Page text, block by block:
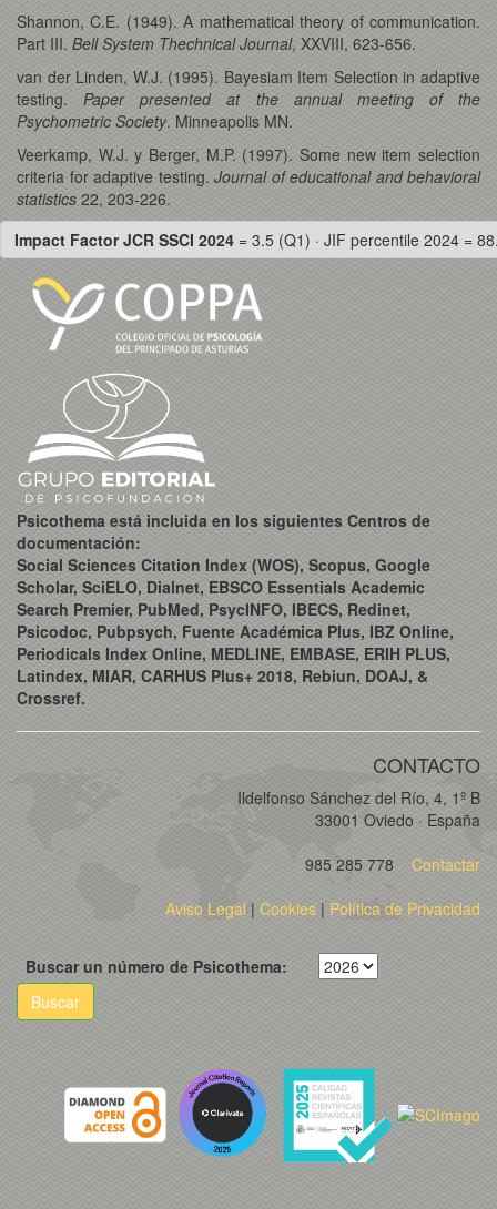
Shannon, C.E. (1949). A mathematical theory of communication.
Part III. Bell System Thechnical Journal, XXVIII, 623-656.
van der Linden, W.J. (1995). Bayesiam Item Selection in adaptive
testing. Paper presented at the annual meeting of the
Psychometric Society. Minneapolis MN.
Veerkamp, W.J. y Berger, M.P. (1997). Some new item selection
criteria for adaptive testing. Journal of educational and behavioral
statistics 22, 203-226.
Impact Factor JCR SSCI 2024 = 3.5 (Q1) · JIF percentile 2024 =
Psicothema está incluida en los siguientes Centros de
documentación:
Social Sciences Citation Index (WOS), Scopus, Google
Scholar, SciELO, Dialnet, EBSCO Essentials Academic
Search Premier, PubMed, PsycINFO, IBECS, Redinet,
Psicodoc, Pubpsych, Fuente Académica Plus, IBZ Online,
Periodicals Index Online, MEDLINE, EMBASE, ERIH PLUS,
Latindex, MIAR, CARHUS Plus+ 2018, Rebiun, DOAJ, &
Crossref.
CONTACTO
Ildelfonso Sánchez del Río, 4, 1º B
33001 Oviedo · España
985 285 778
Contactar
Aviso Legal| Cookies | Política de Privacidad
Buscar un número de Psicothema:
Buscar